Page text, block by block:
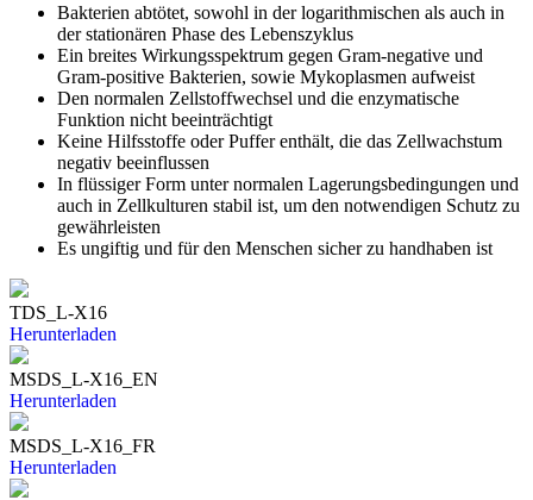
Bakterien abtötet, sowohl in der logarithmischen als auch in
der stationären Phase des Lebenszyklus
Ein breites Wirkungsspektrum gegen Gram-negative und
Gram-positive Bakterien, sowie Mykoplasmen aufweist
Den normalen Zellstoffwechsel und die enzymatische
Funktion nicht beeinträchtigt
Keine Hilfsstoffe oder Puffer enthält, die das Zellwachstum
negativ beeinflussen
In flüssiger Form unter normalen Lagerungsbedingungen und
auch in Zellkulturen stabil ist, um den notwendigen Schutz zu
gewährleisten
Es ungiftig und für den Menschen sicher zu handhaben ist
TDS_L-X16
Herunterladen
MSDS_L-X16_EN
Herunterladen
MSDS_L-X16_FR
Herunterladen